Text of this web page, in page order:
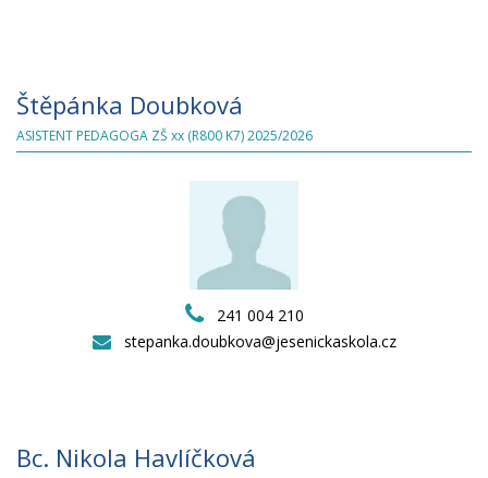
Štěpánka Doubková
ASISTENT PEDAGOGA ZŠ xx (R800 K7) 2025/2026
241 004 210
stepanka.doubkova@jesenickaskola.cz
Bc. Nikola Havlíčková